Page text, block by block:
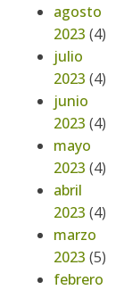
agosto
2023 (4)
julio
2023 (4)
junio
2023 (4)
mayo
2023 (4)
abril
2023 (4)
marzo
2023 (5)
febrero